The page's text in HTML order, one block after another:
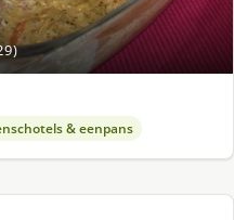
& eenpans